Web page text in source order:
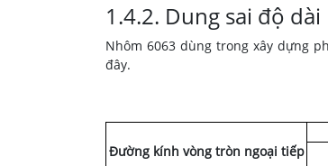
1.4.2. Dung sai độ dài
Nhôm 6063 dùng trong xây dựng
đây.
Đường kính vòng tròn ngoại tiếp